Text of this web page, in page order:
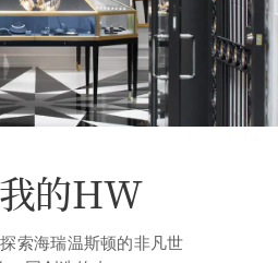
的HW
索海瑞温斯顿的非凡世